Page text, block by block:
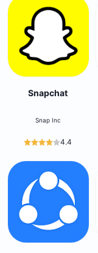
Snapchat
Snap Inc
4.4